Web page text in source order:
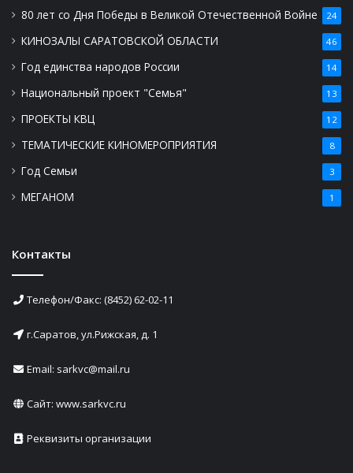
80 лет со Дня Победы в Великой Отечественной Войне 24
КИНОЗАЛЫ САРАТОВСКОЙ ОБЛАСТИ 46
Год единства народов России 14
Национальный проект "Семья" 13
ПРОЕКТЫ КВЦ 12
ТЕМАТИЧЕСКИЕ КИНОМЕРОПРИЯТИЯ 8
Год Семьи 3
МЕГАНОМ 1
Контакты
Телефон/Факс: (8452) 62-02-11
г.Саратов, ул.Рижская, д. 1
Email: sarkvc@mail.ru
Сайт: www.sarkvc.ru
Реквизиты организации